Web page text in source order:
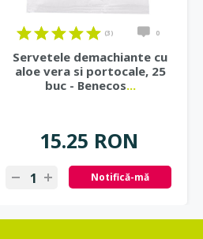
(3) 0
Servetele demachiante cu
aloe vera si portocale, 25
buc - Benecos...
15.25 RON
Notifică-mă